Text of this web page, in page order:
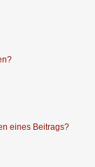
eines Beitrags?